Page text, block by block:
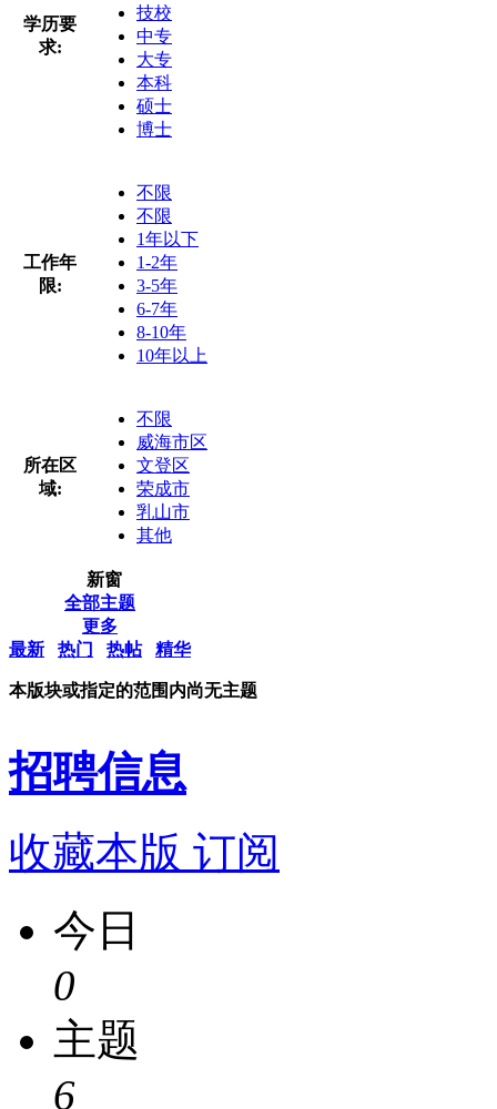
学历要
求:
技校
中专
大专
本科
硕士
博士
工作年
限:
不限
不限
1年以下
1-2年
3-5年
6-7年
8-10年
10年以上
所在区
域:
不限
威海市区
文登区
荣成市
乳山市
其他
新窗
全部主题
更多
最新
热门 热帖 精华
本版块或指定的范围内尚无主题
招聘信息
收藏本版 订阅
今日
0
主题
6